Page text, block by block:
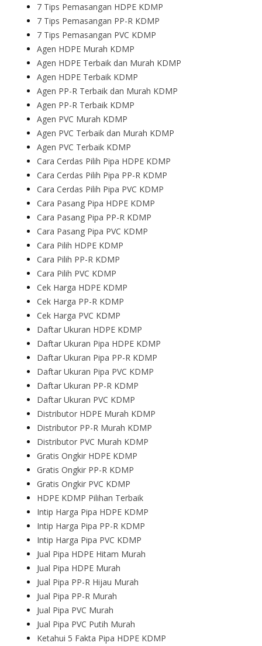
7 Tips Pemasangan HDPE KDMP
7 Tips Pemasangan PP-R KDMP
7 Tips Pemasangan PVC KDMP
Agen HDPE Murah KDMP
Agen HDPE Terbaik dan Murah KDMP
Agen HDPE Terbaik KDMP
Agen PP-R Terbaik dan Murah KDMP
Agen PP-R Terbaik KDMP
Agen PVC Murah KDMP
Agen PVC Terbaik dan Murah KDMP
Agen PVC Terbaik KDMP
Cara Cerdas Pilih Pipa HDPE KDMP
Cara Cerdas Pilih Pipa PP-R KDMP
Cara Cerdas Pilih Pipa PVC KDMP
Cara Pasang Pipa HDPE KDMP
Cara Pasang Pipa PP-R KDMP
Cara Pasang Pipa PVC KDMP
Cara Pilih HDPE KDMP
Cara Pilih PP-R KDMP
Cara Pilih PVC KDMP
Cek Harga HDPE KDMP
Cek Harga PP-R KDMP
Cek Harga PVC KDMP
Daftar Ukuran HDPE KDMP
Daftar Ukuran Pipa HDPE KDMP
Daftar Ukuran Pipa PP-R KDMP
Daftar Ukuran Pipa PVC KDMP
Daftar Ukuran PP-R KDMP
Daftar Ukuran PVC KDMP
Distributor HDPE Murah KDMP
Distributor PP-R Murah KDMP
Distributor PVC Murah KDMP
Gratis Ongkir HDPE KDMP
Gratis Ongkir PP-R KDMP
Gratis Ongkir PVC KDMP
HDPE KDMP Pilihan Terbaik
Intip Harga Pipa HDPE KDMP
Intip Harga Pipa PP-R KDMP
Intip Harga Pipa PVC KDMP
Jual Pipa HDPE Hitam Murah
Jual Pipa HDPE Murah
Jual Pipa PP-R Hijau Murah
Jual Pipa PP-R Murah
Jual Pipa PVC Murah
Jual Pipa PVC Putih Murah
Ketahui 5 Fakta Pipa HDPE KDMP